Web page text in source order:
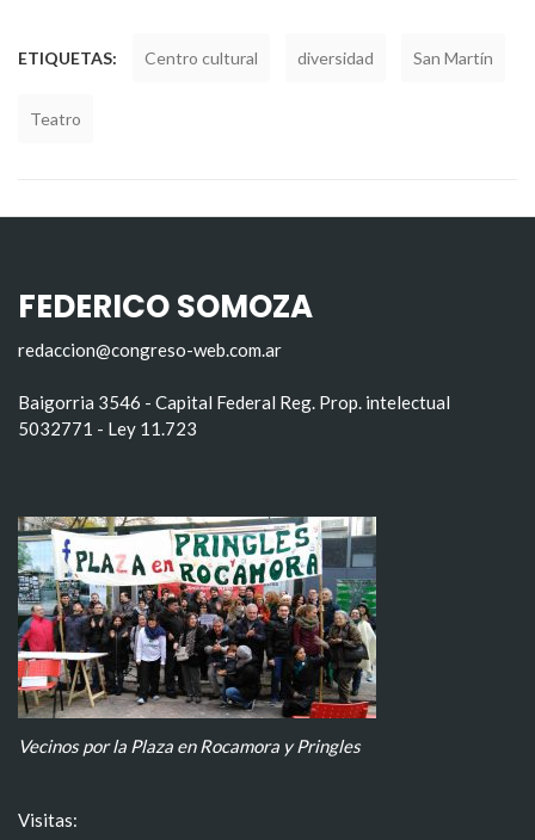
ETIQUETAS: Centro cultural diversidad San Martín
Teatro
FEDERICO SOMOZA
redaccion@congreso-web.com.ar
Baigorria 3546 - Capital Federal Reg. Prop. intelectual
5032771 - Ley 11.723
Vecinos por la Plaza en Rocamora y Pringles
Visitas: